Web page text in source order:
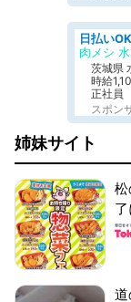
肉メシ
茨城県
時給
正社員
スポン
姉妹サイト